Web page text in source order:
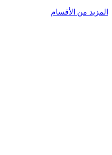
المزيد من الأقسام